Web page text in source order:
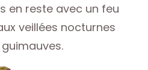
en reste avec un feu
veillées nocturnes